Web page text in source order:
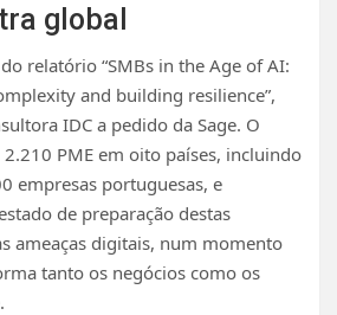
global
relatório “SMBs in the Age of AI:
and building resilience”,
IDC a pedido da Sage. O
PME em oito países, incluindo
empresas portuguesas, e
de preparação destas
ameaças digitais, num momento
tanto os negócios como os